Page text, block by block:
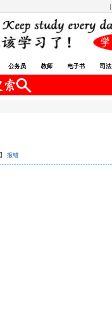
公务员 教师 电子书 司法
】 报错